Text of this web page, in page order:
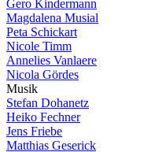
Gero Kindermann
Magdalena Musial
Peta Schickart
Nicole Timm
Annelies Vanlaere
Nicola Gördes
Musik
Stefan Dohanetz
Heiko Fechner
Jens Friebe
Matthias Geserick